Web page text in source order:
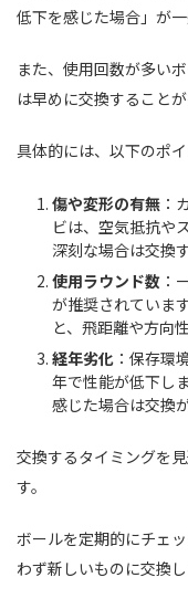
低下を感じた場合」が
また、使用回数が多い
は早めに交換することが
具体的には、以下のポ
傷や変形の有無 ：
ビは、空気抵抗や
深刻な場合は交換
使用ラウンド数 ：
が推奨されていま
と、飛距離や方向
経年劣化 ：保存環
年で性能が低下し
感じた場合は交換
交換するタイミングを
す。
ボールを定期的にチェ
わず新しいものに交換し